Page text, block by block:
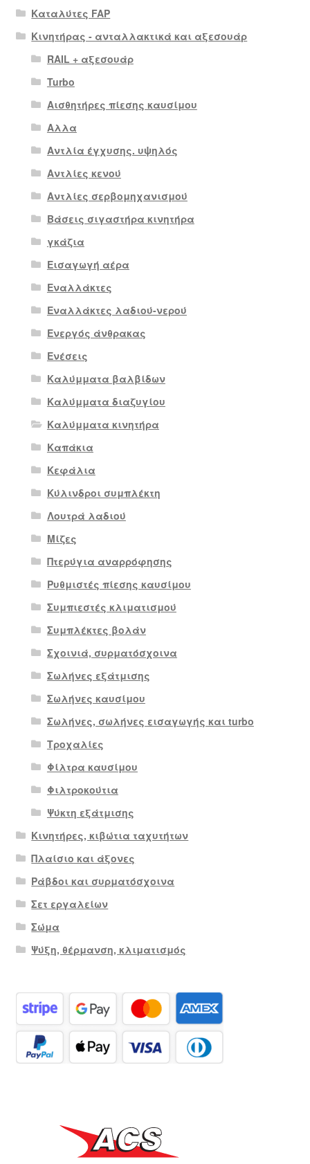
Καταλύτες FAP
Κινητήρας - ανταλλακτικά και αξεσουάρ
RAIL + αξεσουάρ
Turbo
Αισθητήρες πίεσης καυσίμου
Αλλα
Αντλία έγχυσης. υψηλός
Αντλίες κενού
Αντλίες σερβομηχανισμού
Βάσεις σιγαστήρα κινητήρα
γκάζια
Εισαγωγή αέρα
Εναλλάκτες
Εναλλάκτες λαδιού-νερού
Ενεργός άνθρακας
Ενέσεις
Καλύμματα βαλβίδων
Καλύμματα διαζυγίου
Καλύμματα κινητήρα
Καπάκια
Κεφάλια
Κύλινδροι συμπλέκτη
Λουτρά λαδιού
Μίζες
Πτερύγια αναρρόφησης
Ρυθμιστές πίεσης καυσίμου
Συμπιεστές κλιματισμού
Συμπλέκτες βολάν
Σχοινιά, συρματόσχοινα
Σωλήνες εξάτμισης
Σωλήνες καυσίμου
Σωλήνες, σωλήνες εισαγωγής και turbo
Τροχαλίες
Φίλτρα καυσίμου
Φιλτροκούτια
Ψύκτη εξάτμισης
Κινητήρες, κιβώτια ταχυτήτων
Πλαίσιο και άξονες
Ράβδοι και συρματόσχοινα
Σετ εργαλείων
Σώμα
Ψύξη, θέρμανση, κλιματισμός